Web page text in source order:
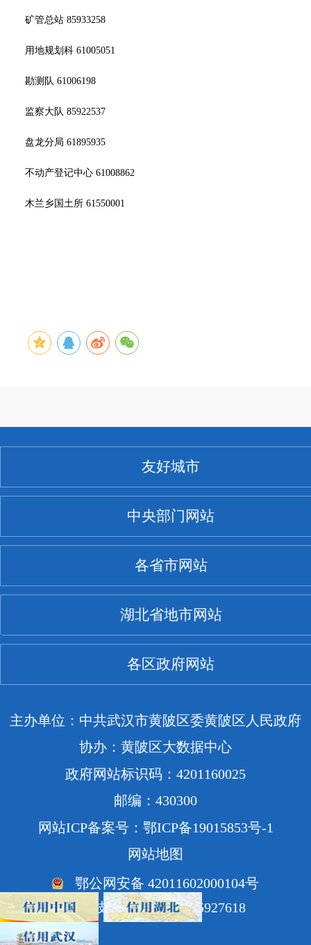
矿管总站 85933258
用地规划科 61005051
勘测队 61006198
监察大队 85922537
盘龙分局 61895935
不动产登记中心 61008862
木兰乡国土所 61550001
友好城市
中央部门网站
各省市网站
湖北省地市网站
各区政府网站
主办单位：中共武汉市黄陂区委黄陂区人民政府
协办：黄陂区大数据中心
政府网站标识码：4201160025
邮编：430300
网站ICP备案号：鄂ICP备19015853号-1
网站地图
鄂公网安备 42011602000104号
网站技术支持电话：85927618